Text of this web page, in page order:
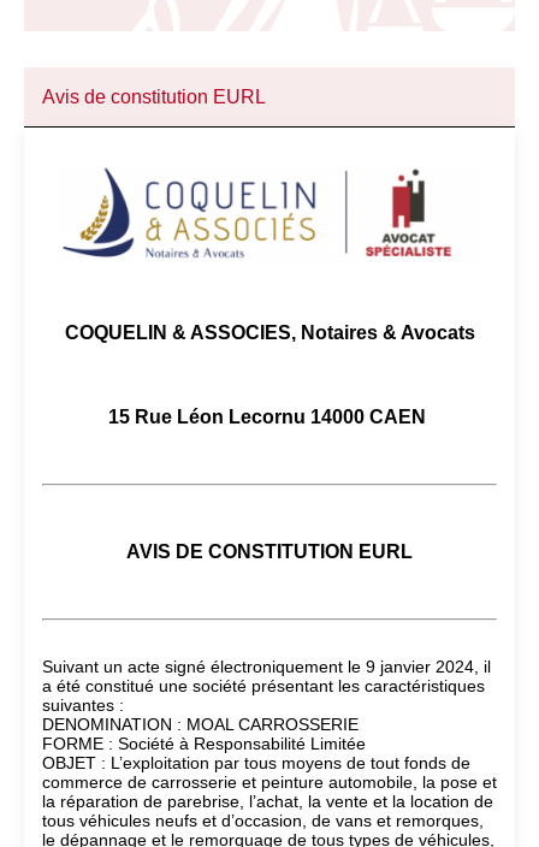
Avis de constitution EURL
COQUELIN & ASSOCIES, Notaires & Avocats
15 Rue Léon Lecornu 14000 CAEN
AVIS DE CONSTITUTION EURL
Suivant un acte signé électroniquement le 9 janvier 2024, il
a été constitué une société présentant les caractéristiques
suivantes :
DENOMINATION : MOAL CARROSSERIE
FORME : Société à Responsabilité Limitée
OBJET : L’exploitation par tous moyens de tout fonds de
commerce de carrosserie et peinture automobile, la pose et
la réparation de parebrise, l’achat, la vente et la location de
tous véhicules neufs et d’occasion, de vans et remorques,
le dépannage et le remorquage de tous types de véhicules,